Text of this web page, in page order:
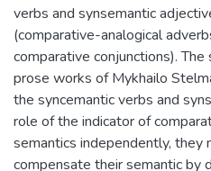
verbs and synsemantic
(comparative-analogical
comparative conjunctions).
prose works of Mykhailo
the syncemantic verbs and
role of the indicator of
semantics independently, they
compensate their semantic by